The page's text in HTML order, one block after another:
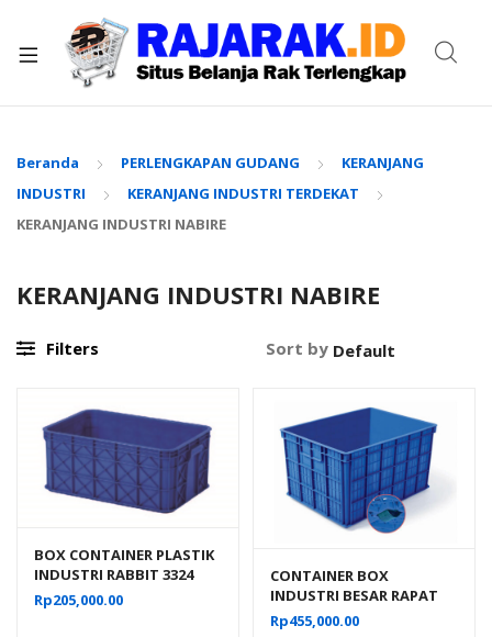
Beranda PERLENGKAPAN GUDANG
KERANJANG
INDUSTRI
KERANJANG INDUSTRI TERDEKAT
KERANJANG INDUSTRI NABIRE
KERANJANG INDUSTRI NABIRE
Filters Sort by
BOX CONTAINER PLASTIK
INDUSTRI RABBIT 3324
VOLUME 60 LITER UKURAN
60x40x26 CM
Rp205,000.00
CONTAINER BOX
INDUSTRI BESAR RAPAT
RODA HANATA 3101 VOL
Rp455,000.00